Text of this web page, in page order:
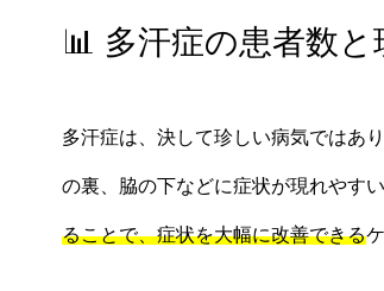
📊 多汗症の患者数と
多汗症は、決して珍しい病気ではあ
の裏、脇の下などに症状が現れやす
ることで、症状を大幅に改善できる